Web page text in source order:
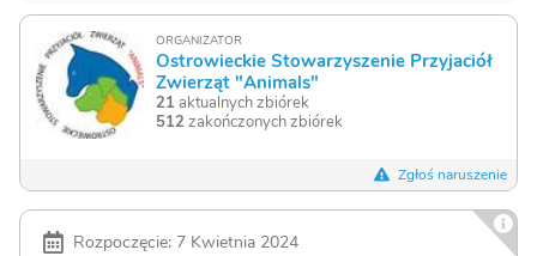
ORGANIZATOR
Ostrowieckie Stowarzyszenie Przyjaciół
Zwierząt "Animals"
21aktualnych zbiórek
512 zakończonych zbiórek
Zgłoś naruszenie
Rozpoczęcie: 7 Kwietnia 2024